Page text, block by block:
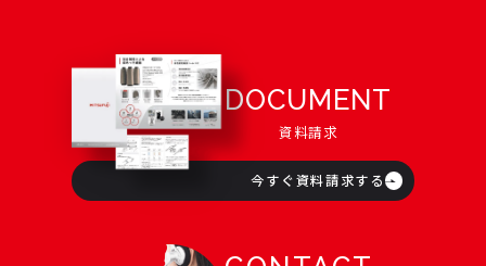
DOCUMENT
資料請求
今すぐ資料請求する